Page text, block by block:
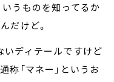
いうものを知ってるか
だけど。
いディテールですけど
称「マネー」というお